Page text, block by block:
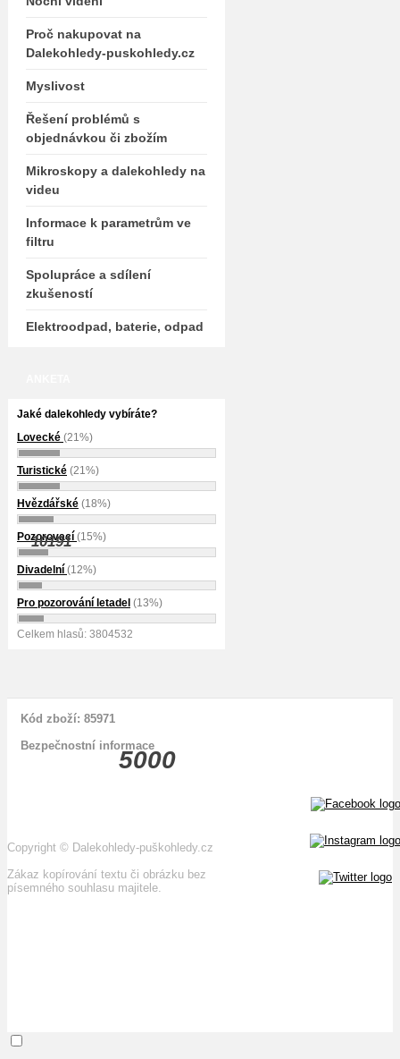
Proč nakupovat na
Dalekohledy-puskohledy.cz
Myslivost
Řešení problémů s
objednávkou či zbožím
Mikroskopy a dalekohledy na
videu
Informace k parametrům ve
filtru
Spolupráce a sdílení
zkušeností
Elektroodpad, baterie, odpad
Jaké dalekohledy vybíráte?
Lovecké (21%)
Turistické (21%)
Hvězdářské (18%)
Pozorovací (15%)
Divadelní (12%)
Pro pozorování letadel (13%)
Celkem hlasů: 3804532
5000
10191
Kód zboží: 85971
Bezpečnostní informace
Copyright © Dalekohledy-puškohledy.cz
Zákaz kopírování textu či obrázku bez
písemného souhlasu majitele.